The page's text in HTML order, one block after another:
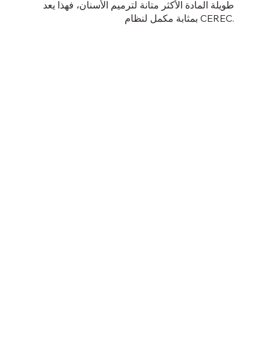
طويلة المادة الأكثر متانة لترميم الأسنان، فهذا يعد
بمثابة مكمل لنظام CEREC.